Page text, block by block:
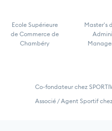
Ecole Supérieure
de Commerce de
Chambéry
Master's
Co-fondateur chez
Associé / Agent Sportif